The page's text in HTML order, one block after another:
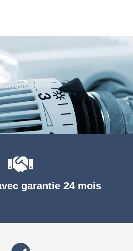
garantie 24 mois
agréé